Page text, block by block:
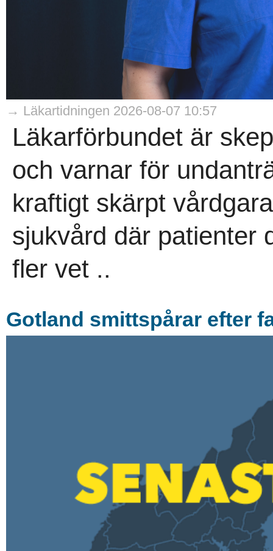
→ Läkartidningen 2026-08-07 10:57
Läkarförbundet är
och varnar för
kraftigt skärpt
sjukvård där patienter
fler vet ..
Gotland smittspårar efter